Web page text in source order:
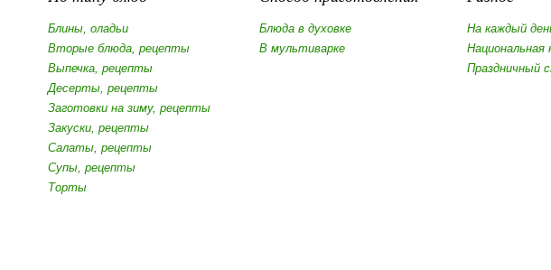
Блины, оладьи
Вторые блюда, рецепты
Выпечка, рецепты
Десерты, рецепты
Заготовки на зиму, рецепты
Закуски, рецепты
Салаты, рецепты
Супы, рецепты
Торты
Блюда в духовке
В мультиварке
На каждый
Национальная
Праздничный